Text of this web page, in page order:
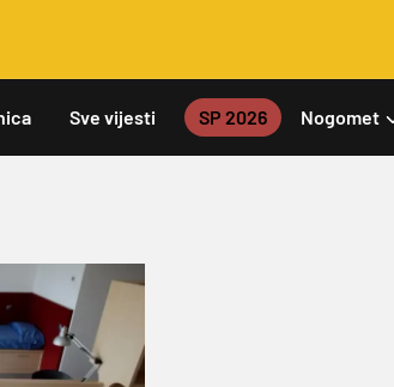
Sve vijesti SP 2026 Nogomet